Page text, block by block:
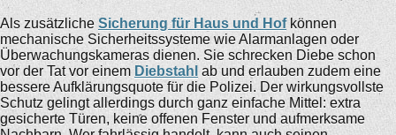
Als zusätzliche Sicherung für Haus und Hofkönnen
mechanische Sicherheitssysteme wie Alarmanlagen oder
Überwachungskameras dienen. Sie schrecken Diebe schon
vor der Tat vor einem Diebstahl ab und erlauben zudem eine
bessere Aufklärungsquote für die Polizei. Der wirkungsvollste
Schutz gelingt allerdings durch ganz einfache Mittel: extra
gesicherte Türen, keine offenen Fenster und aufmerksame